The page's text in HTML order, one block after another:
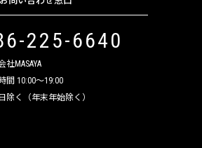
225-6640
社MASAYA
間 10:00～19:00
除く（年末年始除く）